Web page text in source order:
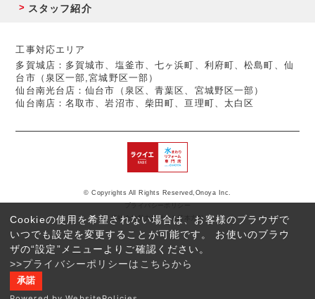
Cookieの使用を希望されない場合は、お客様のブラウザで
いつでも設定を変更することが可能です。 お使いのブラウ
ザの“設定”メニューよりご確認ください。
>>プライバシーポリシーはこちらから
承諾
反社会的勢力に対する基本方針
© Copyrights All Rights Reserved,Onoya Inc.
スタッフ紹介
工事対応エリア
多賀城店：多賀城市、塩釜市、七ヶ浜町、利府町、松島町、仙
台市（泉区一部,宮城野区一部）
仙台南光台店：仙台市（泉区、青葉区、宮城野区一部）
仙台南店：名取市、岩沼市、柴田町、亘理町、太白区